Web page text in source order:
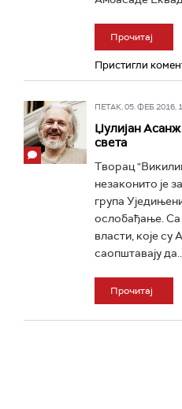
Прочитај
Пристигли
ПЕТАК, 05. ФЕБ 2016,
Џулијан Асанж
света
Творац
незаконито је
група
ослобађање. Са
власти, које су
саопштавају
Прочитај